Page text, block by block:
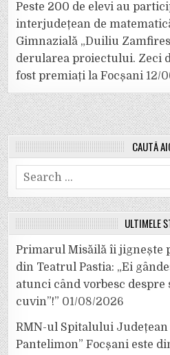
Peste 200 de elevi au
interjudețean de
Gimnazială „Duiliu
derularea proiectului. Zeci
fost premiați la Focșani 12/
CAUTĂ
Search
for:
ULTIMELE
Primarul Misăilă îi jignește
din Teatrul Pastia: „Ei
atunci când vorbesc despre
cuvin”!” 01/08/2026
RMN-ul Spitalului
Pantelimon” Focșani este